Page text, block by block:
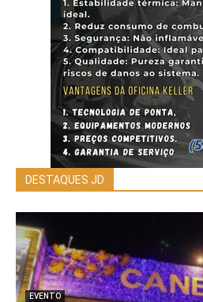
DESTAQUES JD
EVENTO